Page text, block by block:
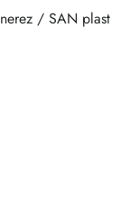
nerez / SAN plast